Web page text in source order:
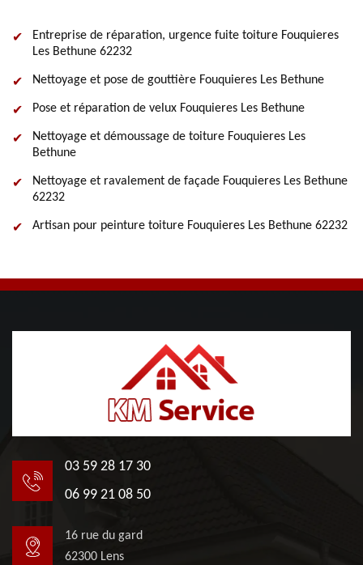
Entreprise de réparation, urgence fuite toiture Fouquieres
Les Bethune 62232
Nettoyage et pose de gouttière Fouquieres Les Bethune
Pose et réparation de velux Fouquieres Les Bethune
Nettoyage et démoussage de toiture Fouquieres Les
Bethune
Nettoyage et ravalement de façade Fouquieres Les Bethune
62232
Artisan pour peinture toiture Fouquieres Les Bethune 62232
03 59 28 17 30
06 99 21 08 50
16 rue du gard
62300 Lens